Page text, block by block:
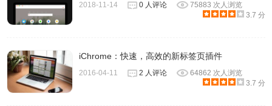
2018-11-14 0 人评论
75883 次人浏览
3.7 分
iChrome：快速，高效的新标签页插件
2016-04-11 2 人评论
64862 次人浏览
3.7 分